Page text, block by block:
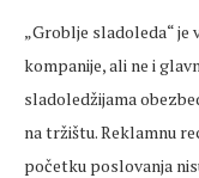
„Groblje sladoleda“
kompanije, ali ne i
sladoledžijama
na tržištu. Reklamnu
početku poslovanja